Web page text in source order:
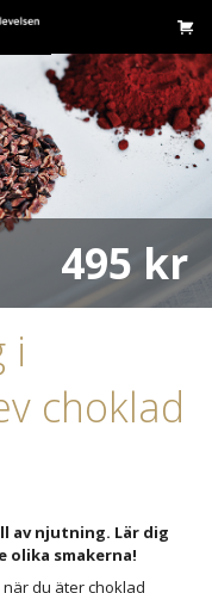
495 kr
i
choklad
av njutning. Lär dig
olika smakerna!
du äter choklad